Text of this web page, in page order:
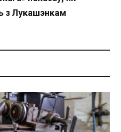
з Лукашэнкам